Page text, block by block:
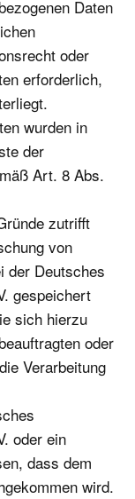
Daten
oder
erforderlich,
wurden in
der
Art. 8 Abs.
zutrifft
von
der Deutsches
gespeichert
sich hierzu
oder
Verarbeitung
oder ein
dass dem
wird.